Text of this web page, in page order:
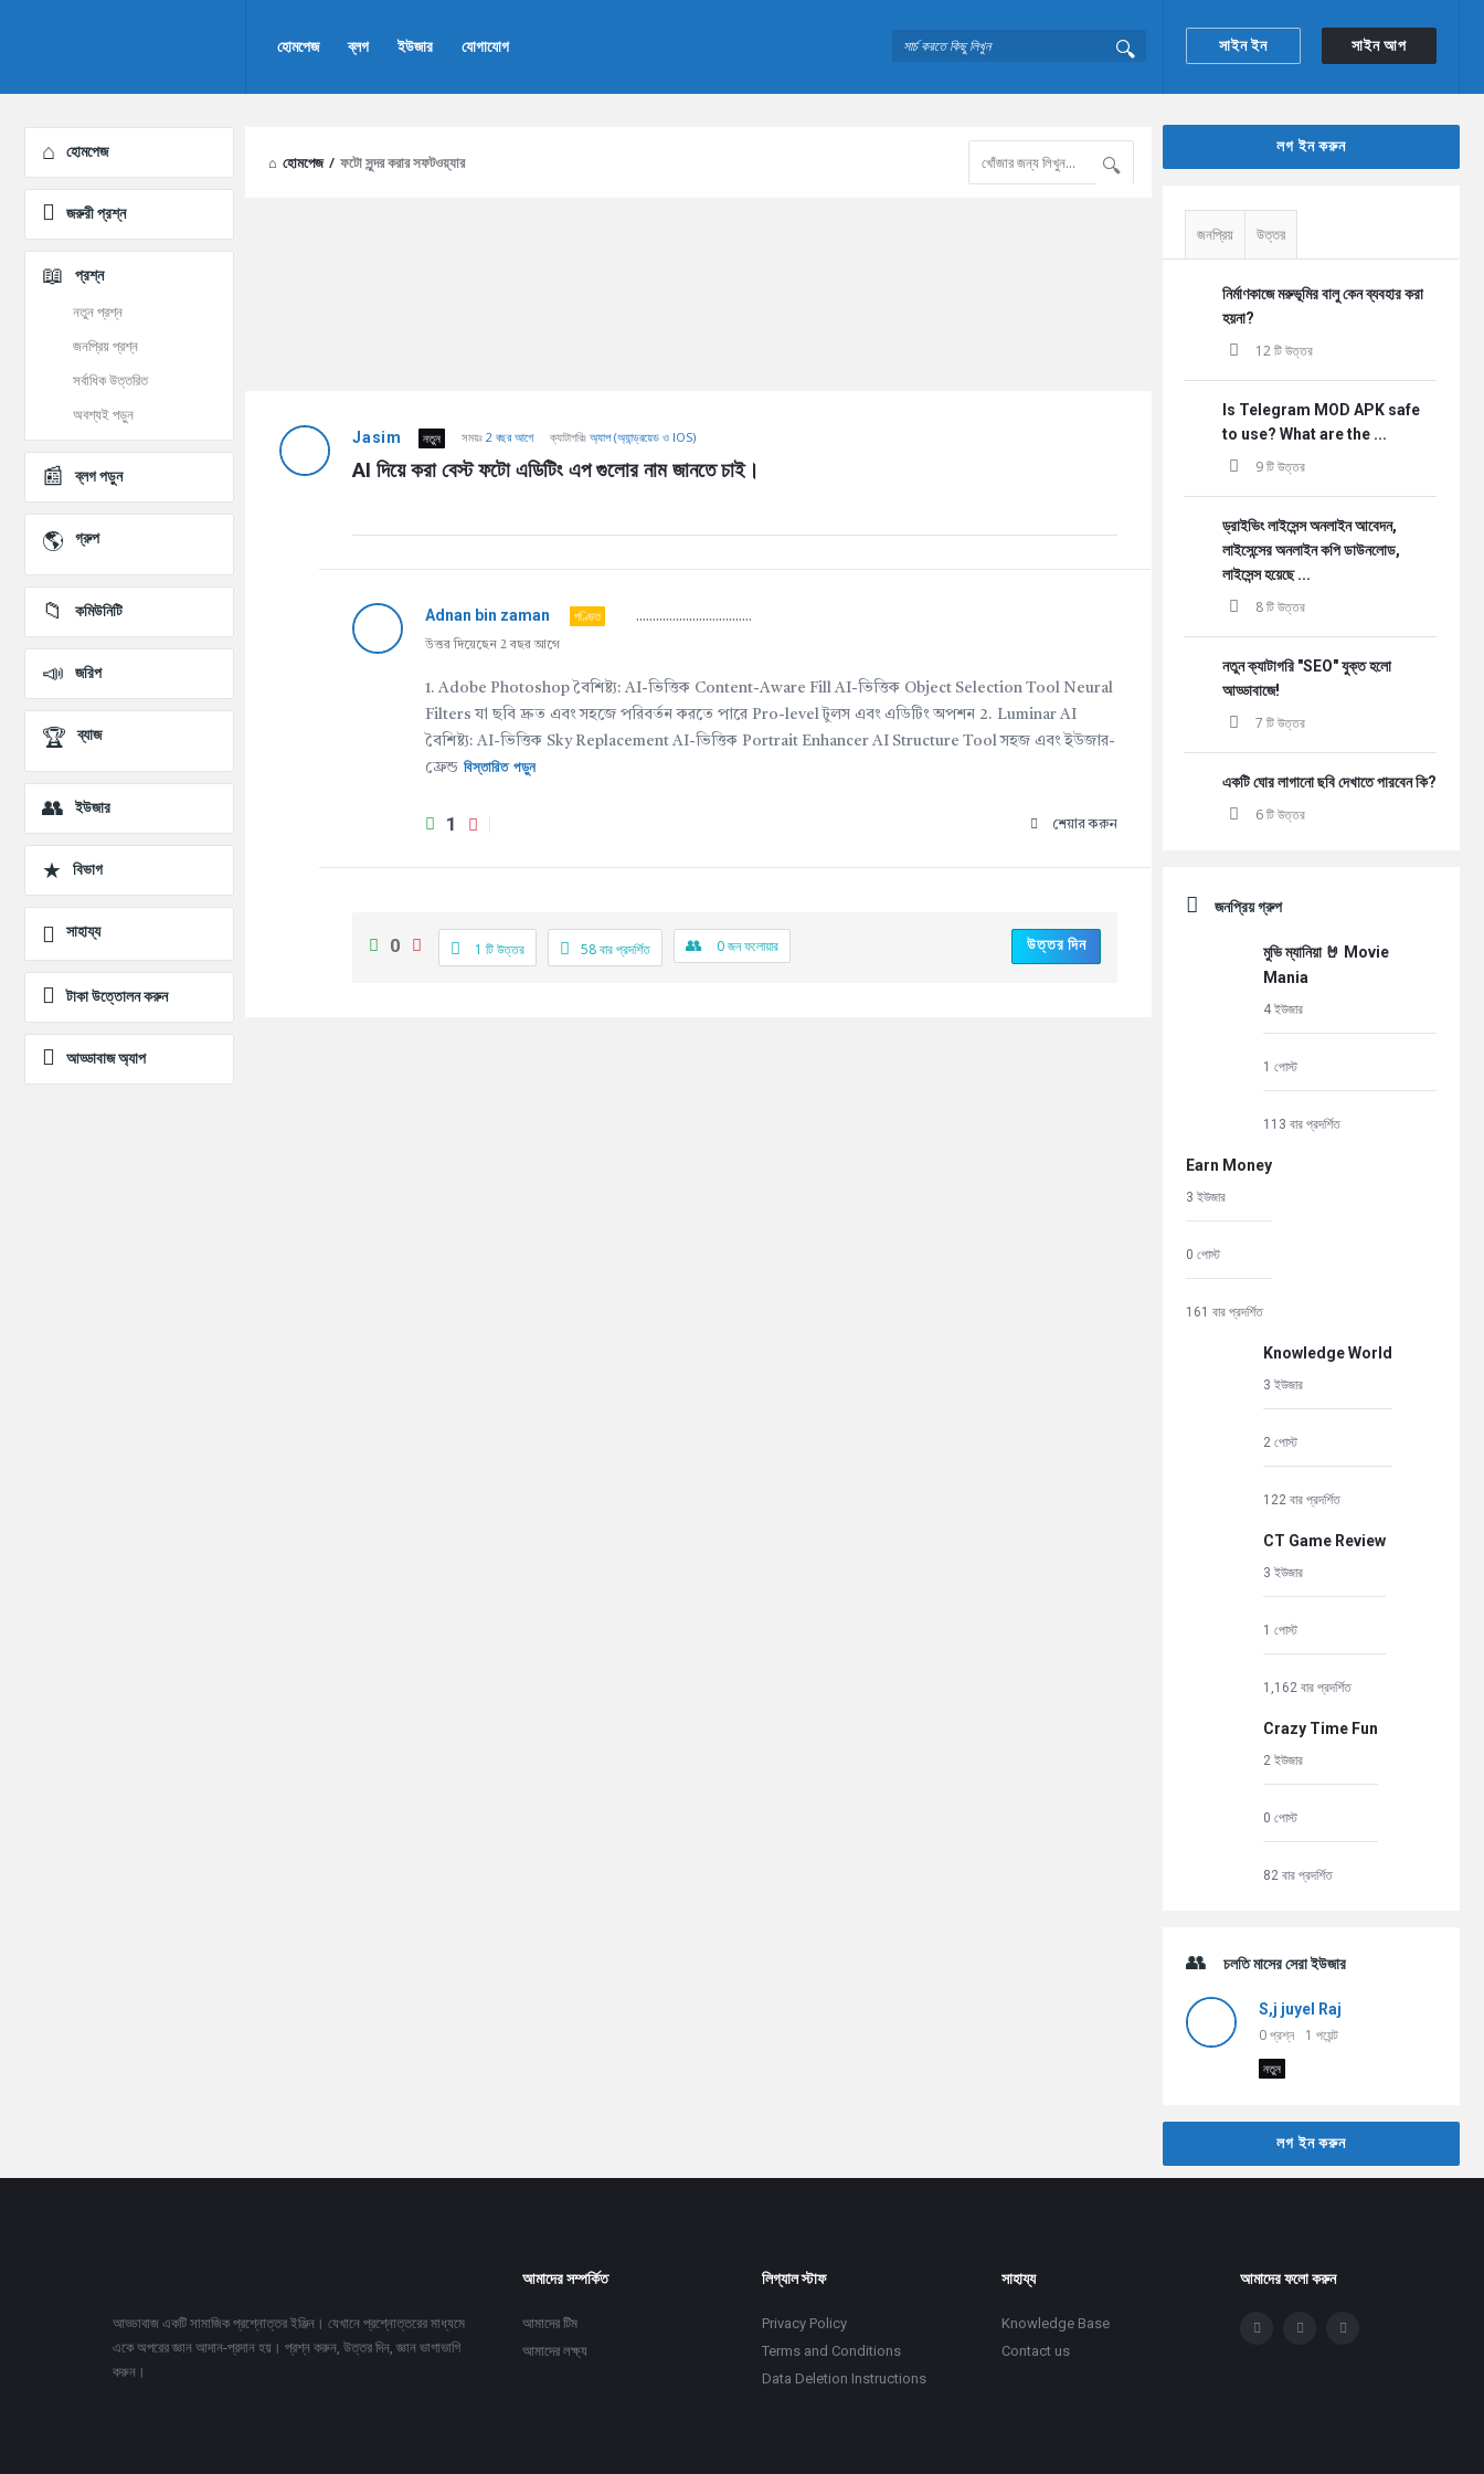
সাইন ইন সাইন আপ
Navigation
হোমপেজ ব্লগ ইউজার যোগাযোগ
হোমপেজ / ফটো সুন্দর করার সফটওয়্যার
Latest
Jasim নতুন সময়ঃ 2 বছর আগে ক্যাটাগরিঃ অ্যাপ (অ্যান্ড্রয়েড ও IOS)
AI দিয়ে করা বেস্ট ফটো এডিটিং এপ গুলোর নাম জানতে চাই।
Adnan bin zaman পণ্ডিত ...................................
উত্তর দিয়েছেন 2 বছর আগে
1. Adobe Photoshop বৈশিষ্ট্য: AI-ভিত্তিক Content-Aware Fill AI-ভিত্তিক Object Selection Tool Neural
Filters যা ছবি দ্রুত এবং সহজে পরিবর্তন করতে পারে Pro-level টুলস এবং এডিটিং অপশন 2. Luminar AI
বৈশিষ্ট্য: AI-ভিত্তিক Sky Replacement AI-ভিত্তিক Portrait Enhancer AI Structure Tool সহজ এবং ইউজার-
ফ্রেন্ড বিস্তারিত পড়ুন
1 শেয়ার করুন
0 1 টি উত্তর 58বার প্রদর্শিত 0জন ফলোয়ার উত্তর দিন
লগ ইন করুন
জনপ্রিয় উত্তর
নির্মাণকাজে মরুভূমির বালু কেন ব্যবহার করা
হয়না?
12 টি উত্তর
Is Telegram MOD APK safe
to use? What are the ...
9 টি উত্তর
ড্রাইভিং লাইসেন্স অনলাইন আবেদন,
লাইসেন্সের অনলাইন কপি ডাউনলোড,
লাইসেন্স হয়েছে ...
8 টি উত্তর
নতুন ক্যাটাগরি "SEO" যুক্ত হলো
আড্ডাবাজে!
7 টি উত্তর
একটি ঘোর লাগানো ছবি দেখাতে পারবেন কি?
6 টি উত্তর
জনপ্রিয় গ্রুপ
মুভি ম্যানিয়া 🤘 Movie
Mania
4 ইউজার
1 পোস্ট
113 বার প্রদর্শিত
Earn Money
3 ইউজার
0 পোস্ট
161 বার প্রদর্শিত
Knowledge World
3 ইউজার
2 পোস্ট
122 বার প্রদর্শিত
CT Game Review
3 ইউজার
1 পোস্ট
1,162 বার প্রদর্শিত
Crazy Time Fun
2 ইউজার
0 পোস্ট
82 বার প্রদর্শিত
চলতি মাসের সেরা ইউজার
S,j juyel Raj
0প্রশ্ন 1 পয়েন্ট
নতুন
লগ ইন করুন
Explore
হোমপেজ
জরুরী প্রশ্ন
প্রশ্ন
নতুন প্রশ্ন
জনপ্রিয় প্রশ্ন
সর্বাধিক উত্তরিত
অবশ্যই পড়ুন
ব্লগ পড়ুন
গ্রুপ
কমিউনিটি
জরিপ
ব্যাজ
ইউজার
বিভাগ
সাহায্য
টাকা উত্তোলন করুন
আড্ডাবাজ অ্যাপ
আড্ডাবাজ একটি সামাজিক প্রশ্নোত্তর ইঞ্জিন। যেখানে প্রশ্নোত্তরের মাধ্যমে
একে অপরের জ্ঞান আদান-প্রদান হয়। প্রশ্ন করুন, উত্তর দিন, জ্ঞান ভাগাভাগি
করুন।
আমাদের সম্পর্কিত
আমাদের টিম
আমাদের লক্ষ্য
লিগ্যাল স্টাফ
Privacy Policy
Terms and Conditions
Data Deletion Instructions
সাহায্য
Knowledge Base
Contact us
আমাদের ফলো করুন